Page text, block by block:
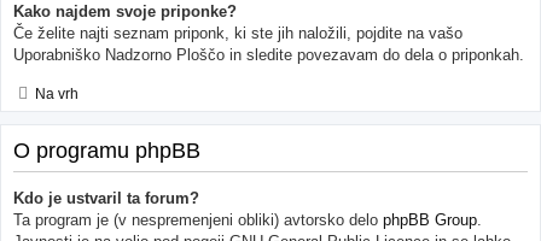
Kako najdem svoje priponke?
Če želite najti seznam priponk, ki ste jih naložili, pojdite na vašo
Uporabniško Nadzorno Ploščo in sledite povezavam do dela o priponkah.
Na vrh
O programu phpBB
Kdo je ustvaril ta forum?
Ta program je (v nespremenjeni obliki) avtorsko delo phpBB Group.